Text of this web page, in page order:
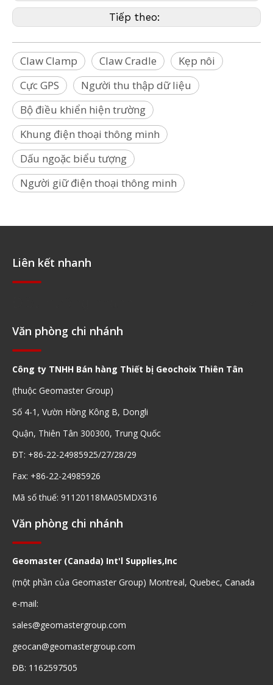
Tiếp theo:
Claw Clamp Claw Cradle
Kẹp nôi
Cực GPS
Người thu thập dữ liệu
Bộ điều khiển hiện trường
Khung điện thoại thông minh
Dấu ngoặc biểu tượng
Người giữ điện thoại thông minh
Liên kết nhanh
Văn phòng chi nhánh
Công ty TNHH Bán hàng Thiết bị Geochoix Thiên Tân
(thuộc Geomaster Group)
Số 4-1, Vườn Hồng Kông B, Dongli
Quận, Thiên Tân 300300, Trung Quốc
ĐT: +86-22-24985925/27/28/29
Fax: +86-22-24985926
Mã số thuế: 91120118MA05MDX316
Văn phòng chi nhánh
Geomaster (Canada) Int'l Supplies,Inc
(một phần của Geomaster Group) Montreal, Quebec, Canada
e-mail:
sales@geomastergroup.com
geocan@geomastergroup.com
ĐB: 1162597505